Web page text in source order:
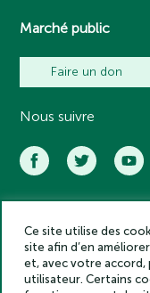
Marché public
Faire un don
Nous suivre
Académie des
Ce site utilise des
site afin d’en
et, avec votre
utilisateur. Certains